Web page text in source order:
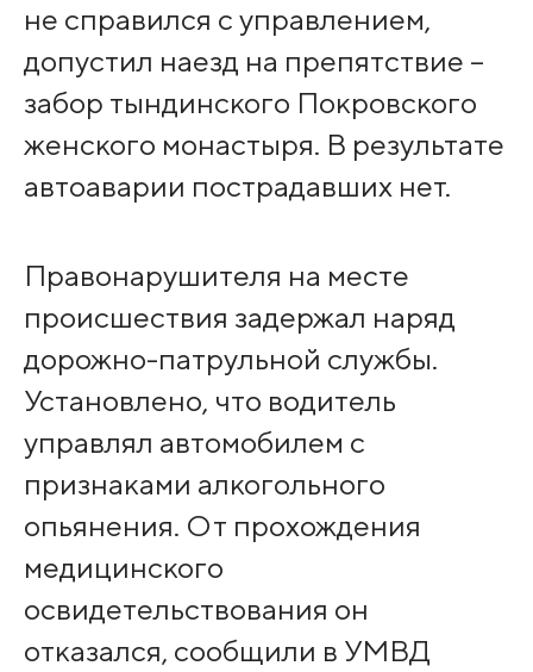
не справился с управлением,
допустил наезд на препятствие –
забор тындинского Покровского
женского монастыря. В результате
автоаварии пострадавших нет.
Правонарушителя на месте
происшествия задержал наряд
дорожно-патрульной службы.
Установлено, что водитель
управлял автомобилем с
признаками алкогольного
опьянения. От прохождения
медицинского
освидетельствования он
отказался, сообщили в УМВД